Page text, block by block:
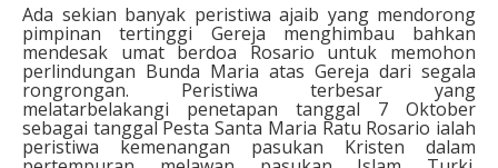
Ada sekian banyak peristiwa ajaib yang mendorong
pimpinan tertinggi Gereja menghimbau bahkan
mendesak umat berdoa Rosario untuk memohon
perlindungan Bunda Maria atas Gereja dari segala
rongrongan. Peristiwa terbesar yang
melatarbelakangi penetapan tanggal 7 Oktober
sebagai tanggal Pesta Santa Maria Ratu Rosario ialah
peristiwa kemenangan pasukan Kristen dalam